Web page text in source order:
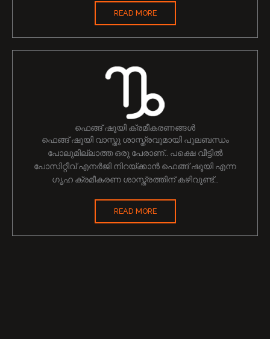
READ MORE
ഫെങ്ങ് ഷൂയി ക്രമീകരണങ്ങൾ
ഫെങ്ങ് ഷൂയി വാസ്തു ശാസ്ത്രവുമായി പുലബന്ധം
പോലുമില്ലാത്ത ഒരു പേരാണ്.. പക്ഷെ വീട്ടിൽ
പോസിറ്റീവ് എനർജി നിറയ്ക്കാൻ ഫെങ്ങ് ഷൂയി എന്ന
ഗൃഹ ക്രമീകരണ ശാസ്ത്രത്തിന് കഴിവുണ്ട്…
READ MORE